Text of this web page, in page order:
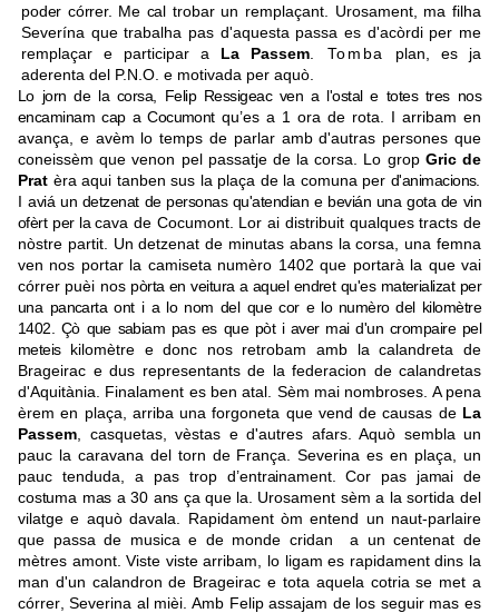
poder córrer. Me cal trobar un remplaçant. Urosament, ma filha
Severína que trabalha pas d'aquesta passa es d'acòrdi per me
remplaçar e participar a La Passem Tomba
plan, es ja
aderenta del P.N.O. e motivada per aquò.
Lo jorn de la corsa, Felip Ressigeac ven a l'ostal e totes tres nos
encaminam cap a Cocumontqu’es a 1 ora de rota. I arribam en
avança, e avèm lo temps de parlar amb d'autras persones que
coneissèm que venon pel passatje de la corsa. Lo grop Gric de
Prat èra aqui tanben sus la plaça de la comuna per d'animacions.
I aviá un detzenat de personas qu'atendian e bevián una gota de vin
ofèrt per lacava de Cocumont. Lor ai distribuit qualques tracts de
nòstre partit. Un detzenat de minutas abans la corsa, una femna
ven nos portar la camiseta numèro 1402 que portarà la que vai
córrer puèi nos pòrta en veitura a aquel endret qu'es materializat per
una pancarta ont i a lo nom del que cor e lo numèro del kilomètre
1402
Çò que sabiam pas es que pòt i aver mai d'un crompaire pel
meteis kilomètre e donc nos retrobam amb la calandreta
de
Brageirac e dus representants de la federacion de calandretas
d'Aquitània. Finalament es ben atal. Sèm mai nombroses. A pena
èrem en plaça, arriba una forgoneta que vend de causas de La
Passem , casquetas, vèstas e d'autres afars. Aquò sembla un
pauc la caravana del torn de França. Severina es en plaça, un
pauc tenduda, a pas tropd’entrainament. Cor pas jamai de
costuma mas a 30 ans ça que la. Urosament sèm a la sortida del
vilatge e aquò davala. Rapidament òm entend un naut-parlaire
que passa de musica e de monde cridan a un centenat de
mètres amont. Viste viste arribam, lo ligam es rapidament dins la
man d'un calandron de Brageirac e tota aquela cotria se met a
córrer, Severina al mièi. Amb Felip assajam de los seguir mas es